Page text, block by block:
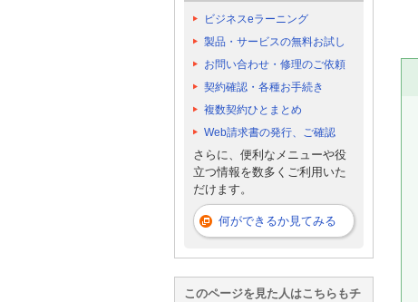
ビジネスeラーニング
製品・サービスの無料お試し
お問い合わせ・修理のご依頼
契約確認・各種お手続き
複数契約ひとまとめ
Web請求書の発行、ご確認
さらに、便利なメニューや役
立つ情報を数多くご利用いた
だけます。
何ができるか見てみる
このページを見た人はこちらもチ